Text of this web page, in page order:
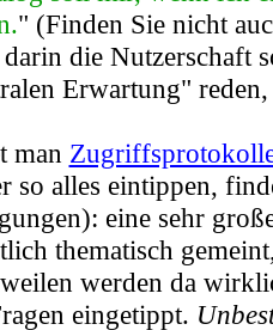
" (Finden Sie nicht
die Nutzerschaft
Erwartung"
man
so alles eintippen,
eine sehr
thematisch
werden da
eingetippt.